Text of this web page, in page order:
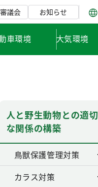
議会 お知らせ
車環境 大気環境
人と野生動物との適切
な関係の構築
鳥獣保護管理対策
カラス対策